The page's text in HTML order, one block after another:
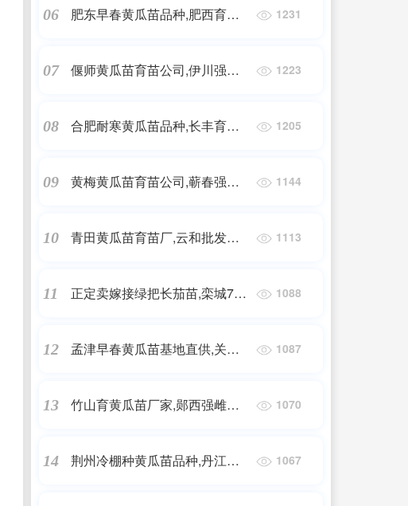
06
肥东早春黄瓜苗品种,肥西育水
1231
07
偃师黄瓜苗育苗公司,伊川强雌
1223
08
合肥耐寒黄瓜苗品种,长丰育水
1205
09
黄梅黄瓜苗育苗公司,蕲春强雌
1144
10
青田黄瓜苗育苗厂,云和批发强
1113
11
正定卖嫁接绿把长茄苗,栾城765
1088
12
孟津早春黄瓜苗基地直供,关林
1087
13
竹山育黄瓜苗厂家,郧西强雌高
1070
14
荆州冷棚种黄瓜苗品种,丹江口
1067